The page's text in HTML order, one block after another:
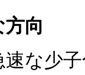
向
速な少